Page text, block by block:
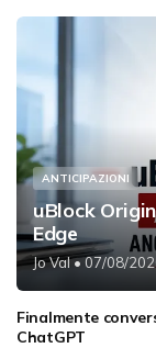
ANTICIPAZIONI
uBlock
Edge
Jo Val• 07/08/
Finalmente
ChatGPT